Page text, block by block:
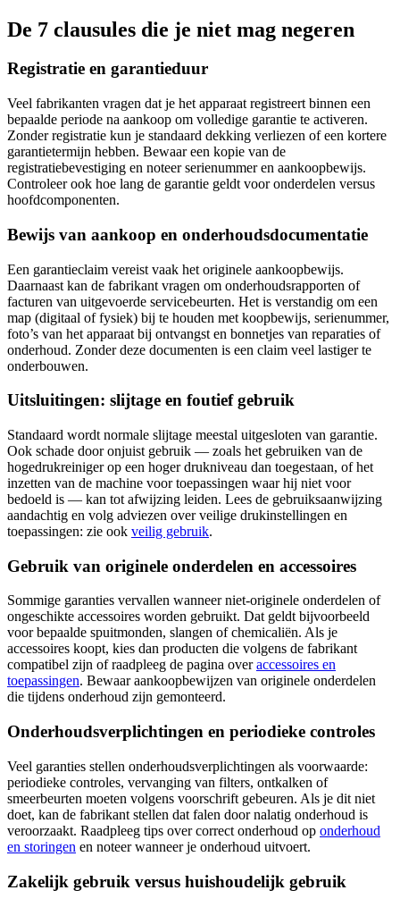
De 7 clausules die je niet mag negeren
Registratie en garantieduur
Veel fabrikanten vragen dat je het apparaat registreert binnen een
bepaalde periode na aankoop om volledige garantie te activeren.
Zonder registratie kun je standaard dekking verliezen of een kortere
garantietermijn hebben. Bewaar een kopie van de
registratiebevestiging en noteer serienummer en aankoopbewijs.
Controleer ook hoe lang de garantie geldt voor onderdelen versus
hoofdcomponenten.
Bewijs van aankoop en onderhoudsdocumentatie
Een garantieclaim vereist vaak het originele aankoopbewijs.
Daarnaast kan de fabrikant vragen om onderhoudsrapporten of
facturen van uitgevoerde servicebeurten. Het is verstandig om een
map (digitaal of fysiek) bij te houden met koopbewijs, serienummer,
foto’s van het apparaat bij ontvangst en bonnetjes van reparaties of
onderhoud. Zonder deze documenten is een claim veel lastiger te
onderbouwen.
Uitsluitingen: slijtage en foutief gebruik
Standaard wordt normale slijtage meestal uitgesloten van garantie.
Ook schade door onjuist gebruik — zoals het gebruiken van de
hogedrukreiniger op een hoger drukniveau dan toegestaan, of het
inzetten van de machine voor toepassingen waar hij niet voor
bedoeld is — kan tot afwijzing leiden. Lees de gebruiksaanwijzing
aandachtig en volg adviezen over veilige drukinstellingen en
toepassingen: zie ook veilig gebruik.
Gebruik van originele onderdelen en accessoires
Sommige garanties vervallen wanneer niet-originele onderdelen of
ongeschikte accessoires worden gebruikt. Dat geldt bijvoorbeeld
voor bepaalde spuitmonden, slangen of chemicaliën. Als je
accessoires koopt, kies dan producten die volgens de fabrikant
compatibel zijn of raadpleeg de pagina overaccessoires en
toepassingen. Bewaar aankoopbewijzen van originele onderdelen
die tijdens onderhoud zijn gemonteerd.
Onderhoudsverplichtingen en periodieke controles
Veel garanties stellen onderhoudsverplichtingen als voorwaarde:
periodieke controles, vervanging van filters, ontkalken of
smeerbeurten moeten volgens voorschrift gebeuren. Als je dit niet
doet, kan de fabrikant stellen dat falen door nalatig onderhoud is
veroorzaakt. Raadpleeg tips over correct onderhoud op onderhoud
en storingen en noteer wanneer je onderhoud uitvoert.
Zakelijk gebruik versus huishoudelijk gebruik